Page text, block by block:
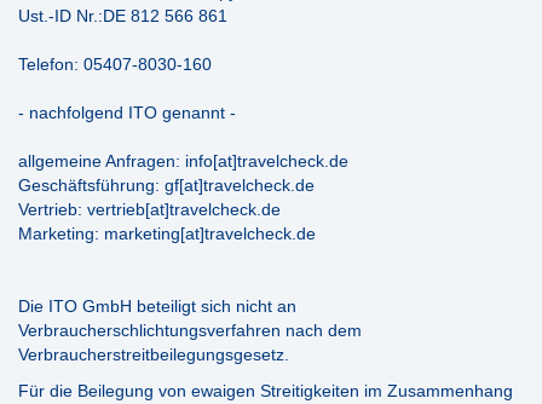
Ust.-ID Nr.:DE 812 566 861
Telefon: 05407-8030-160
- nachfolgend ITO genannt -
allgemeine Anfragen: info[at]travelcheck.de
Geschäftsführung: gf[at]travelcheck.de
Vertrieb: vertrieb[at]travelcheck.de
Marketing: marketing[at]travelcheck.de
Die ITO GmbH beteiligt sich nicht an
Verbraucherschlichtungsverfahren nach dem
Verbraucherstreitbeilegungsgesetz.
Für die Beilegung von ewaigen Streitigkeiten im Zusammenhang